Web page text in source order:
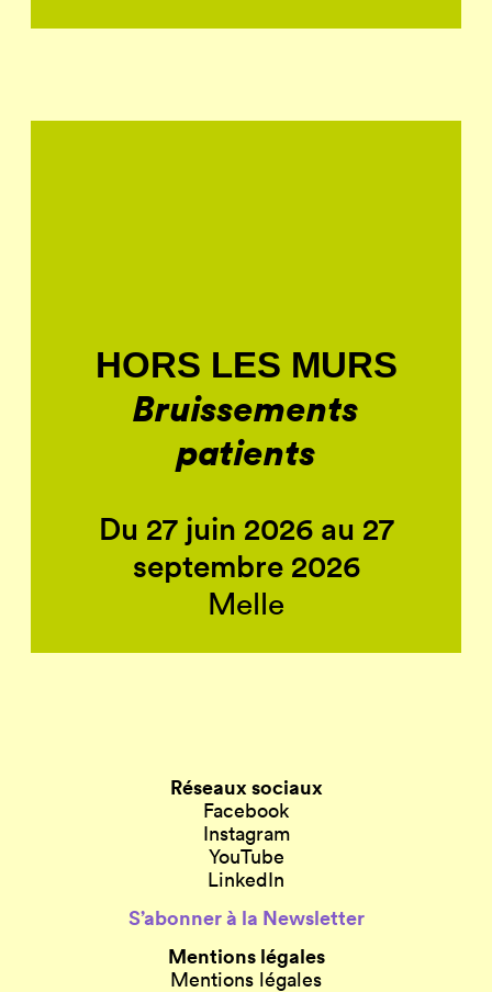
HORS LES MURS
Bruissements
patients
Du 27 juin 2026 au 27
septembre 2026
Melle
Réseaux sociaux
Facebook
Instagram
YouTube
LinkedIn
S’abonner à la Newsletter
Mentions légales
Mentions légales